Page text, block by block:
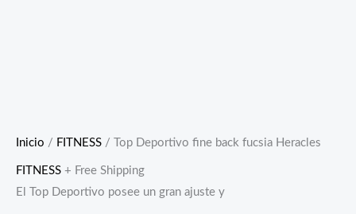
Inicio / FITNESS / Top Deportivo fine back fucsia Heracles
FITNESS + Free Shipping
El Top Deportivo posee un gran ajuste y